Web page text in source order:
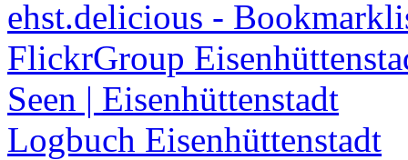
ehst.delicious -
FlickrGroup
Seen | Eisenhüttenstadt
Logbuch Eisenhüttenstadt